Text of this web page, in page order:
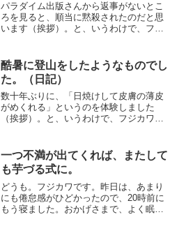
パラダイム出版さんから返事がないとこ
ろを見ると、順当に黙殺されたのだと思
います（挨拶）。と、いうわけで、フジ
と思ったら、相手側のトラブルで開始
早々に中断するわ、割と素敵...
酷暑に登山をしたようなものでし
た。（日記）
数十年ぶりに、「日焼けして皮膚の薄皮
がめくれる」というのを体験しました
（挨拶）。と、いうわけで、フジカワで
んやり思う金曜日、皆様いかがお過ごし
でしょうか。今日のエントリ...
一つ不満が出てくれば、またして
も芋づる式に。
どうも。フジカワです。昨日は、あまり
にも倦怠感がひどかったので、20時前に
もう寝ました。おかげさまで、よく眠れ